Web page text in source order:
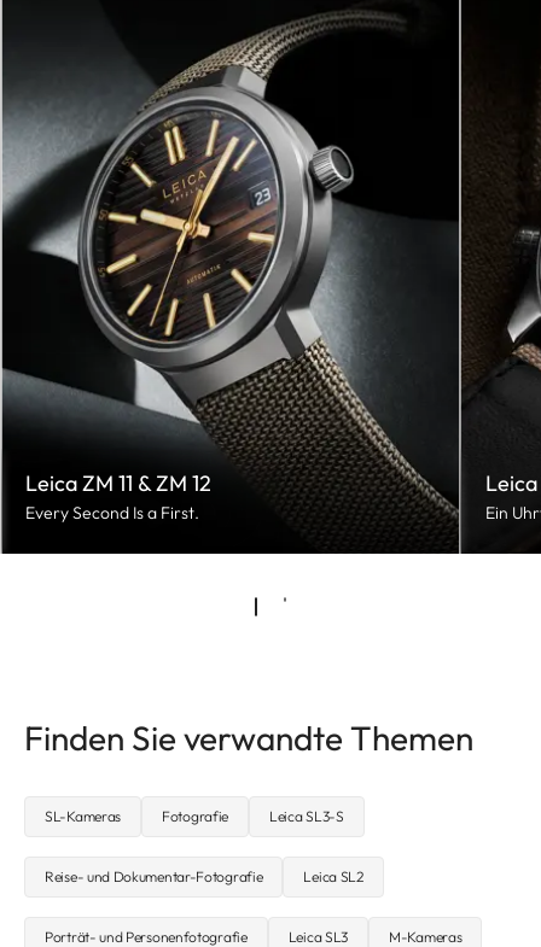
Leica ZM 11 & ZM 12
Every Second Is a First. Ein
Finden Sie verwandte Themen
SL-Kameras Fotografie Leica SL3-S
Reise- und Dokumentar-Fotografie Leica SL2
Porträt- und Personenfotografie Leica SL3 M-Kameras